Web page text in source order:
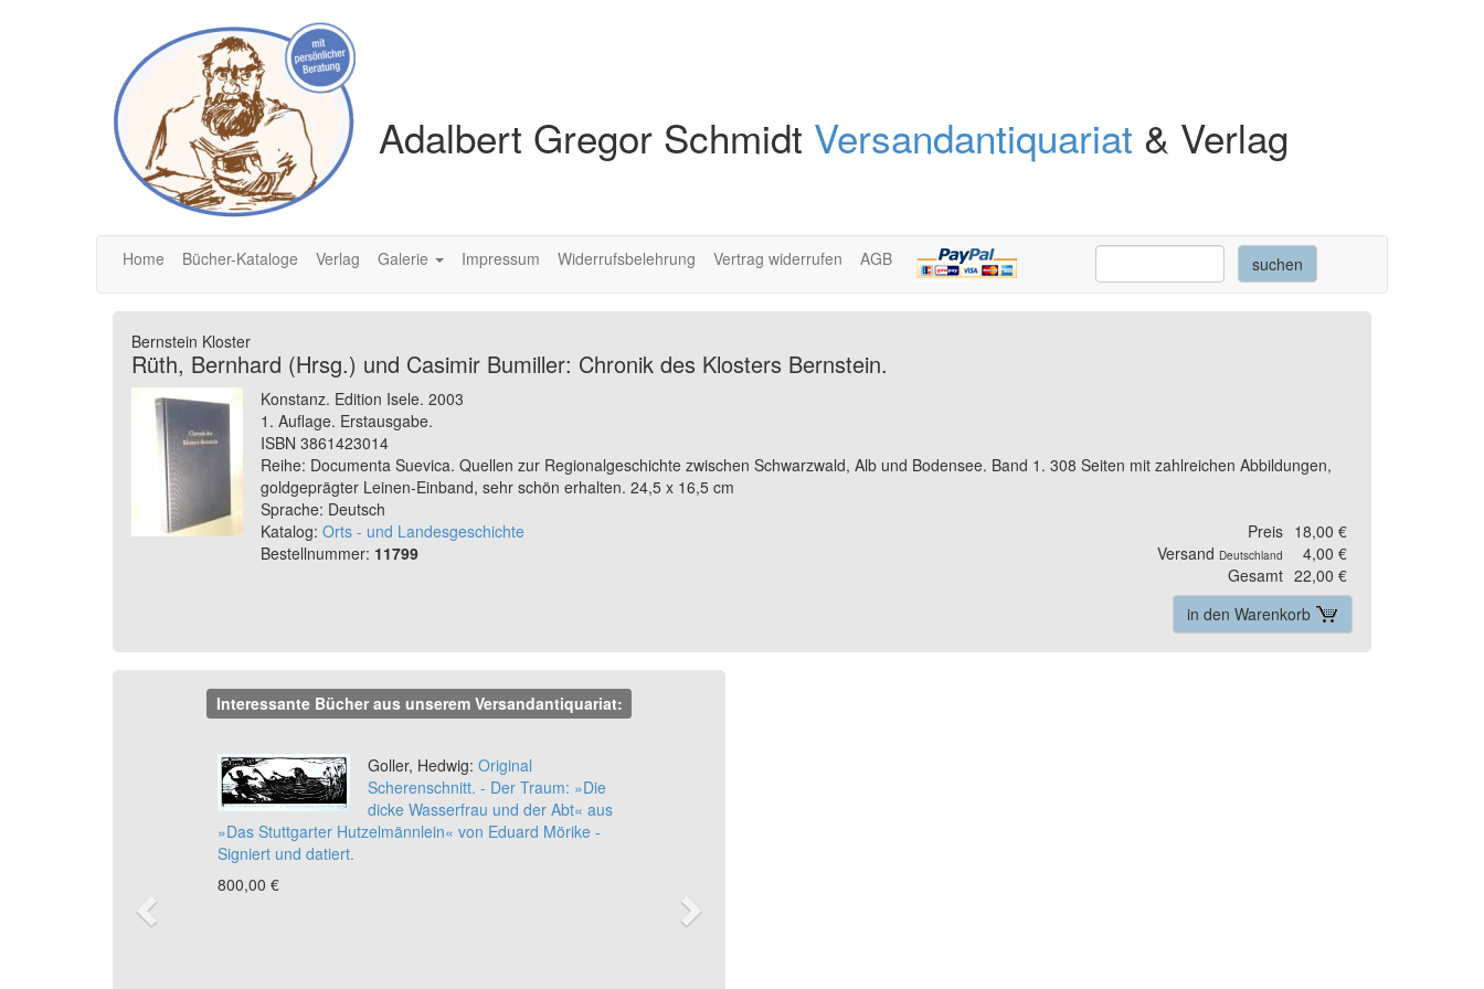
Adalbert Gregor Schmidt Versandantiquariat & Verlag
Home Bücher-Kataloge Verlag Galerie Impressum Widerrufsbelehrung Vertrag widerrufen AGB
Bernstein Kloster
Rüth, Bernhard (Hrsg.) und Casimir Bumiller: Chronik des Klosters Bernstein.
Konstanz. Edition Isele. 2003
1. Auflage. Erstausgabe.
ISBN 3861423014
Reihe: Documenta Suevica. Quellen zur Regionalgeschichte zwischen Schwarzwald, Alb und Bodensee. Band 1. 308 Seiten mit zahlreichen Abbildungen,
goldgeprägter Leinen-Einband, sehr schön erhalten. 24,5 x 16,5 cm
Sprache: Deutsch
Katalog: Orts - und Landesgeschichte
Bestellnummer: 11799
Preis 18,00 €
Versand Deutschland
4,00 €
Gesamt 22,00 €
in den Warenkorb
Interessante Bücher aus unserem Versandantiquariat:
Goller, Hedwig: Original
Scherenschnitt. - Der Traum: »Die
dicke Wasserfrau und der Abt« aus
»Das Stuttgarter Hutzelmännlein« von Eduard Mörike -
Signiert und datiert.
800,00 €
Previous